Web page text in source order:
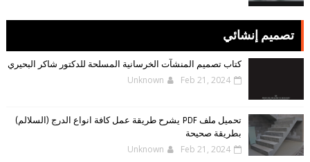
تصميم إنشائي
كتاب تصميم المنشآت الخرسانية المسلحة للدكتور شاكر البحيري
Unknown Feb 21, 2024
تحميل ملف PDF يشرح طريقة عمل كافة انواع الدرج (السلالم)
بطريقة صحيحة
Unknown Feb 21, 2024